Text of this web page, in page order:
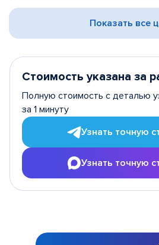
Показать все
Стоимость указана за
Полную стоимость с деталью
за 1 минуту
Узнать точную
Узнать точную